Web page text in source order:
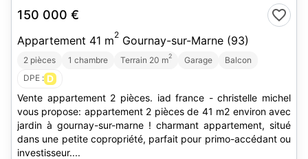
150 000 €
Appartement 41 m2 Gournay-sur-Marne (93)
2 pièces 1 chambre Terrain 20 m2 Garage
Balcon
DPE : D
Vente appartement 2 pièces. iad france - christelle michel
vous propose: appartement 2 pièces de 41 m2 environ avec
jardin à gournay-sur-marne ! charmant appartement, situé
dans une petite copropriété, parfait pour primo-accédant ou
investisseur....